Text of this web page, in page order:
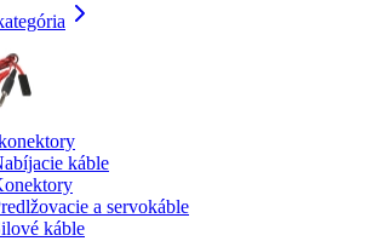
káble
a servokáble
káble